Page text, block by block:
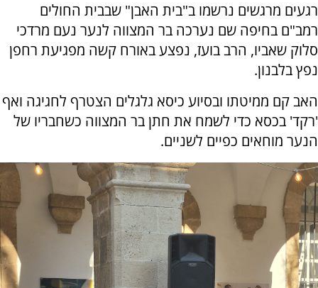
רגעים מרגשים נרשמו ב"בית האבן" שבבית החולים
רמב"ם בחיפה שם נערכה בר המצווה לנער נעם מרדכי
סלוק שאביו, הרב בועז, נפצע באורח קשה מפגיעת רחפן
נפץ בלבנון.
האב קם ממיטתו ובסיוע כיסא גלגלים הצטרף לחגיגה ואף
'רקד' בכסא כדי לשמח את חתן בר המצווה כשחבריו של
הנער מוחאים כפיים לשניים.